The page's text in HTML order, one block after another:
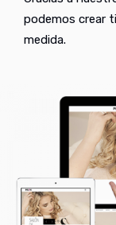
podemos crear
medida.